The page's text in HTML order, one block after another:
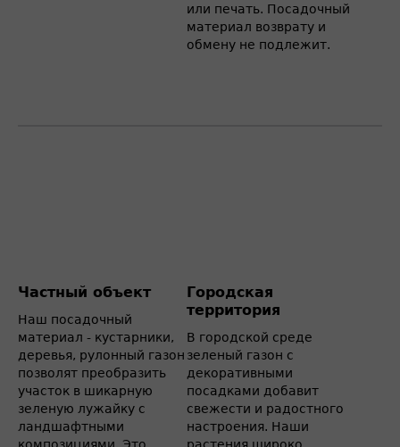
или печать. Посадочный
материал возврату и
обмену не подлежит.
Частный объект
Наш посадочный
материал - кустарники,
деревья, рулонный газон
позволят преобразить
участок в шикарную
зеленую лужайку с
ландшафтными
Городская
территория
В городской среде
зеленый газон с
декоративными
посадками добавит
свежести и радостного
настроения. Наши